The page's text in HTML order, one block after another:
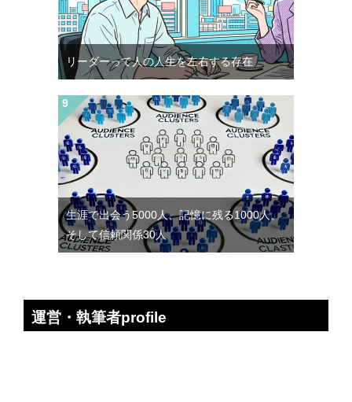
リーダーって人の人生を左右する存在
生涯で出会う5000人、記憶に残る1000人、
そして信頼関係30人
運営・執筆者profile